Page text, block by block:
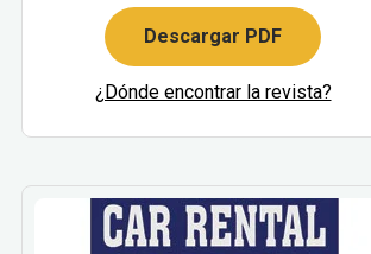
Descargar PDF
¿Dónde encontrar la revista?